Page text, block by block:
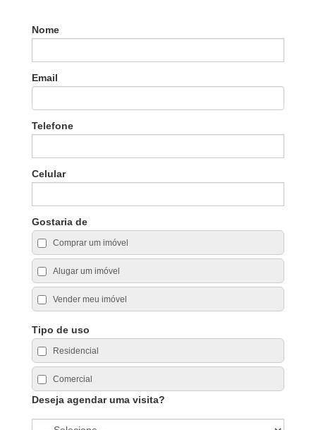
Nome
Email
Telefone
Celular
Gostaria de
Comprar um imóvel
Alugar um imóvel
Vender meu imóvel
Tipo de uso
Residencial
Comercial
Deseja agendar uma visita?